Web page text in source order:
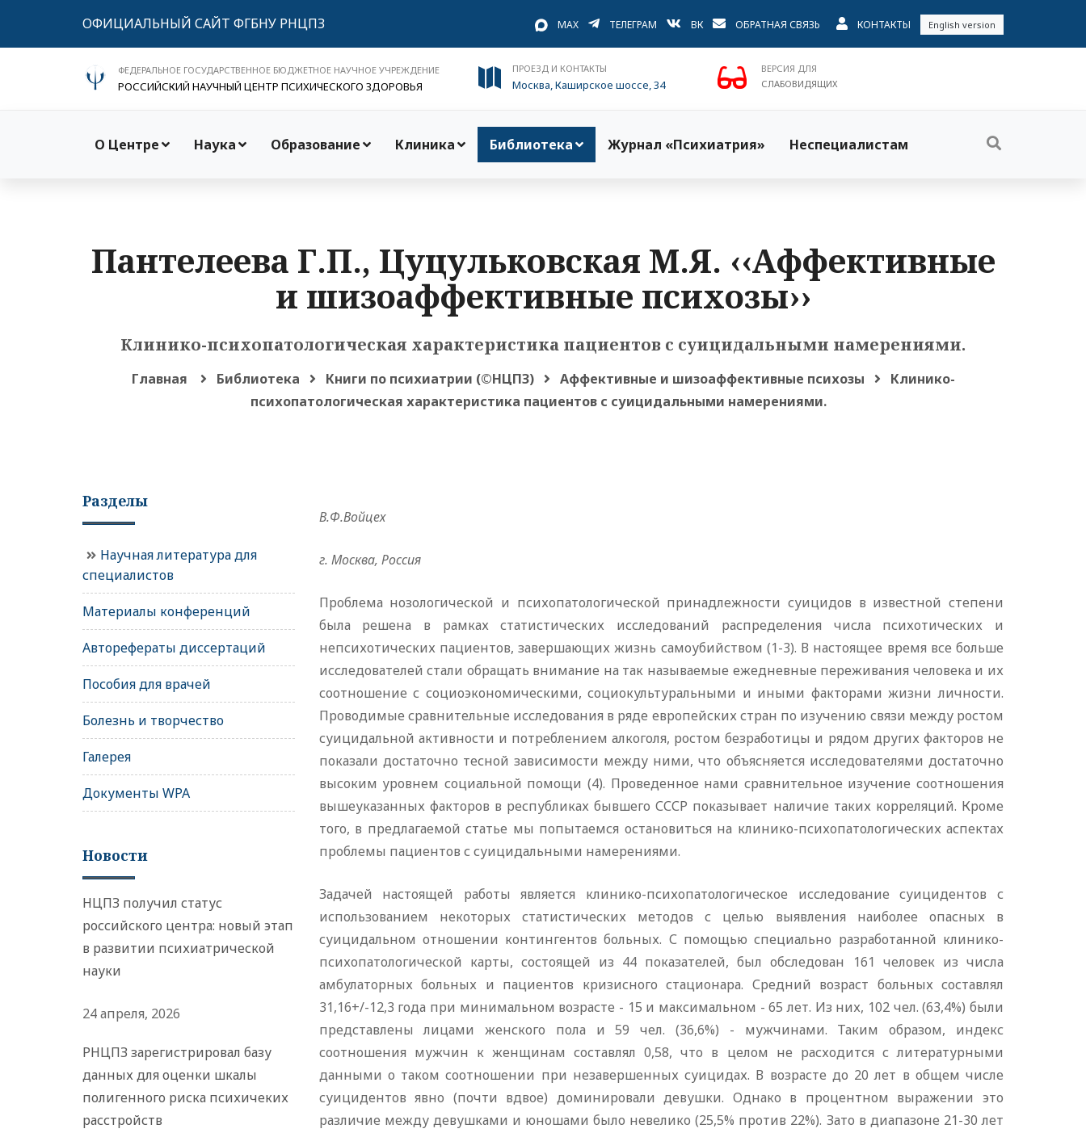
ОФИЦИАЛЬНЫЙ САЙТ ФГБНУ РНЦПЗ MAX ТЕЛЕГРАМ ВК ОБРАТНАЯ СВЯЗЬ КОНТАКТЫ English version
ФЕДЕРАЛЬНОЕ ГОСУДАРСТВЕННОЕ БЮДЖЕТНОЕ НАУЧНОЕ УЧРЕЖДЕНИЕ
РОССИЙСКИЙ НАУЧНЫЙ ЦЕНТР ПСИХИЧЕСКОГО ЗДОРОВЬЯ
ПРОЕЗД И КОНТАКТЫ
Москва, Каширское шоссе, 34
ВЕРСИЯ ДЛЯ
СЛАБОВИДЯЩИХ
О Центре Наука Образование Клиника Библиотека Журнал «Психиатрия» Неспециалистам
Пантелеева Г.П., Цуцульковская М.Я. ‹‹Аффективные
и шизоаффективные психозы››
Клинико-психопатологическая характеристика пациентов с суицидальными намерениями.
Главная Библиотека Книги по психиатрии (©НЦПЗ) Аффективные и шизоаффективные психозы
Клинико-
психопатологическая характеристика пациентов с суицидальными намерениями.
В.Ф.Войцех
г. Москва, Россия
Проблема нозологической и психопатологической принадлежности суицидов в известной степени
была решена в рамках статистических исследований распределения числа психотических и
непсихотических пациентов, завершающих жизнь самоубийством (1-3). В настоящее время все больше
исследователей стали обращать внимание на так называемые ежедневные переживания человека и их
соотношение с социоэкономическими, социокультуральными и иными факторами жизни личности.
Проводимые сравнительные исследования в ряде европейских стран по изучению связи между ростом
суицидальной активности и потреблением алкоголя, ростом безработицы и рядом других факторов не
показали достаточно тесной зависимости между ними, что объясняется исследователями достаточно
высоким уровнем социальной помощи (4). Проведенное нами сравнительное изучение соотношения
вышеуказанных факторов в республиках бывшего СССР показывает наличие таких корреляций. Кроме
того, в предлагаемой статье мы попытаемся остановиться на клинико-психопатологических аспектах
проблемы пациентов с суицидальными намерениями.
Задачей настоящей работы является клинико-психопатологическое исследование суицидентов с
использованием некоторых статистических методов с целью выявления наиболее опасных в
суицидальном отношении контингентов больных. С помощью специально разработанной клинико-
психопатологической карты, состоящей из 44 показателей, был обследован 161 человек из числа
амбулаторных больных и пациентов кризисного стационара. Средний возраст больных составлял
31,16+/-12,3 года при минимальном возрасте - 15 и максимальном - 65 лет. Из них, 102 чел. (63,4%) были
представлены лицами женского пола и 59 чел. (36,6%) - мужчинами. Таким образом, индекс
соотношения мужчин к женщинам составлял 0,58, что в целом не расходится с литературными
данными о таком соотношении при незавершенных суицидах. В возрасте до 20 лет в общем числе
суицидентов явно (почти вдвое) доминировали девушки. Однако в процентном выражении это
различие между девушками и юношами было невелико (25,5% против 22%). Зато в диапазоне 21-30 лет
Разделы
Научная литература для
специалистов
Материалы конференций
Авторефераты диссертаций
Пособия для врачей
Болезнь и творчество
Галерея
Документы WPA
Новости
НЦПЗ получил статус
российского центра: новый этап
в развитии психиатрической
науки
24 апреля, 2026
РНЦПЗ зарегистрировал базу
данных для оценки шкалы
полигенного риска психичеких
расстройств